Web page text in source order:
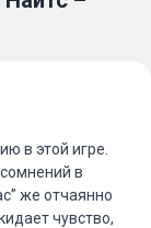
в этой игре.
в
же отчаянно
чувство,